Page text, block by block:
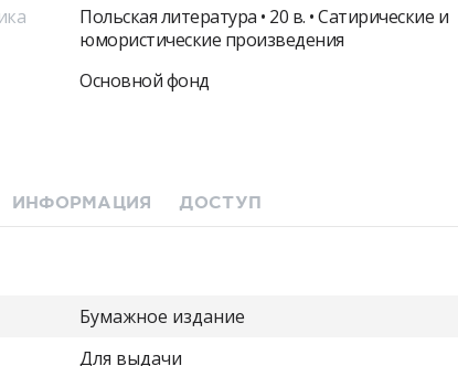
Польская литература • 20 в. • Сатирические и
юмористические произведения
Основной фонд
ИНФОРМАЦИЯ ДОСТУП
Бумажное издание
Для выдачи